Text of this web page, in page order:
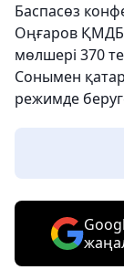
Баспасөз
Оңғаров ҚМДБ
мөлшері 370
Сонымен
режимде